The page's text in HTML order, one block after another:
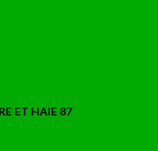
ET HAIE 87